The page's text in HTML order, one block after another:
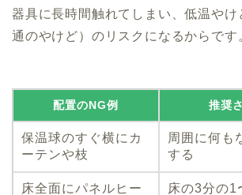
器具に長時間触れてしまい、低温やけ
通のやけど）のリスクになるからです
配置のNG例 推奨
保温球のすぐ横にカ
ーテンや枝
周囲に何も
する
床全面にパネルヒー
床の3分の1